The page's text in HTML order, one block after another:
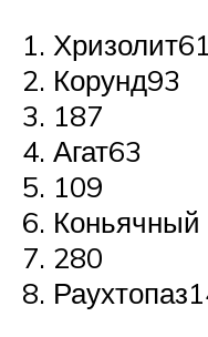
Хризолит61
Корунд93
187
Агат63
109
280